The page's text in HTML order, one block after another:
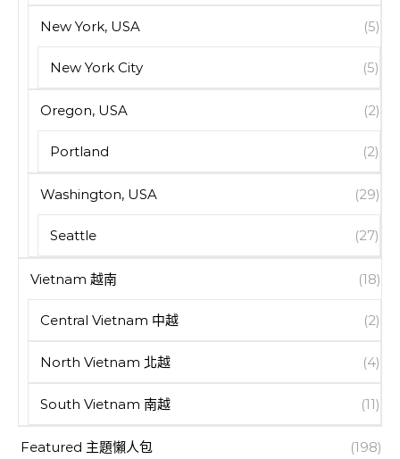
New York, USA (5)
New York City (5)
Oregon, USA (2)
Portland (2)
Washington, USA (29)
Seattle (27)
Vietnam 越南 (18)
Central Vietnam 中越 (2)
North Vietnam 北越 (4)
South Vietnam 南越 (11)
Featured 主題懶人包 (198)